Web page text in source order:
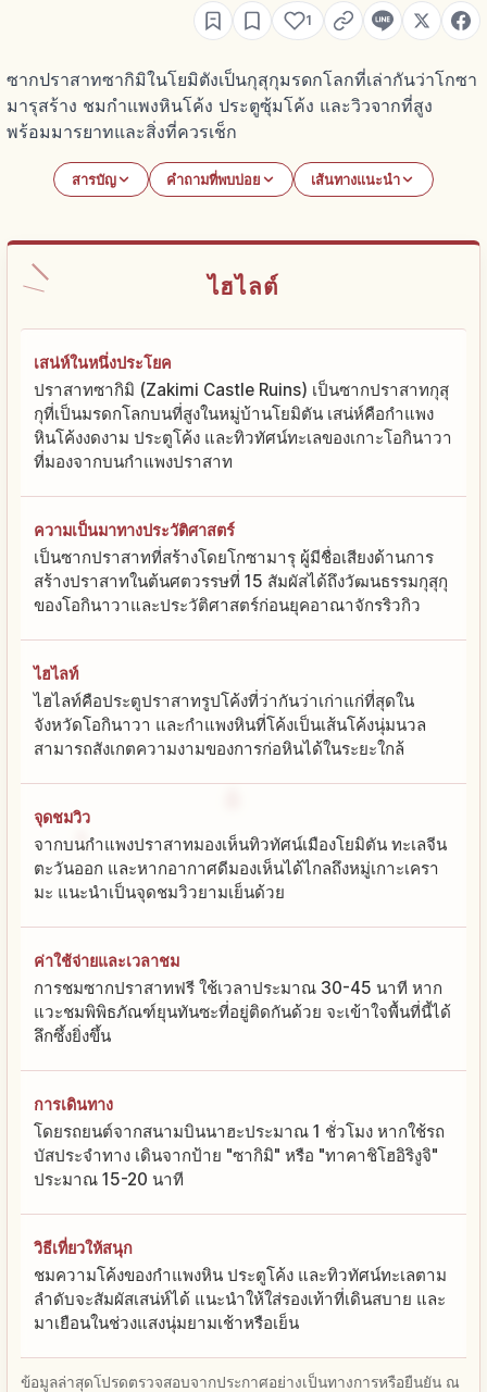
1
ซากปราสาทซากิมิในโยมิตังเป็นกุสุกุมรดกโลกที่เล่ากันว่าโกซา
มารุสร้าง ชมกำแพงหินโค้ง ประตูซุ้มโค้ง และวิวจากที่สูง
พร้อมมารยาทและสิ่งที่ควรเช็ก
สารบัญ คำถามที่พบบ่อย เส้นทางแนะนำ
ไฮไลต์
เสน่ห์ในหนึ่งประโยค
ปราสาทซากิมิ (Zakimi Castle Ruins) เป็นซากปราสาทกุสุ
กุที่เป็นมรดกโลกบนที่สูงในหมู่บ้านโยมิตัน เสน่ห์คือกำแพง
หินโค้งงดงาม ประตูโค้ง และทิวทัศน์ทะเลของเกาะโอกินาวา
ที่มองจากบนกำแพงปราสาท
ความเป็นมาทางประวัติศาสตร์
เป็นซากปราสาทที่สร้างโดยโกซามารุ ผู้มีชื่อเสียงด้านการ
สร้างปราสาทในต้นศตวรรษที่ 15 สัมผัสได้ถึงวัฒนธรรมกุสุกุ
ของโอกินาวาและประวัติศาสตร์ก่อนยุคอาณาจักรริวกิว
ไฮไลท์
ไฮไลท์คือประตูปราสาทรูปโค้งที่ว่ากันว่าเก่าแก่ที่สุดใน
จังหวัดโอกินาวา และกำแพงหินที่โค้งเป็นเส้นโค้งนุ่มนวล
สามารถสังเกตความงามของการก่อหินได้ในระยะใกล้
จุดชมวิว
จากบนกำแพงปราสาทมองเห็นทิวทัศน์เมืองโยมิตัน ทะเลจีน
ตะวันออก และหากอากาศดีมองเห็นได้ไกลถึงหมู่เกาะเครา
มะ แนะนำเป็นจุดชมวิวยามเย็นด้วย
ค่าใช้จ่ายและเวลาชม
การชมซากปราสาทฟรี ใช้เวลาประมาณ 30-45 นาที หาก
แวะชมพิพิธภัณฑ์ยุนทันซะที่อยู่ติดกันด้วย จะเข้าใจพื้นที่นี้ได้
ลึกซึ้งยิ่งขึ้น
การเดินทาง
โดยรถยนต์จากสนามบินนาฮะประมาณ 1 ชั่วโมง หากใช้รถ
บัสประจำทาง เดินจากป้าย "ซากิมิ" หรือ "ทาคาชิโฮอิริงูจิ"
ประมาณ 15-20 นาที
วิธีเที่ยวให้สนุก
ชมความโค้งของกำแพงหิน ประตูโค้ง และทิวทัศน์ทะเลตาม
ลำดับจะสัมผัสเสน่ห์ได้ แนะนำให้ใส่รองเท้าที่เดินสบาย และ
มาเยือนในช่วงแสงนุ่มยามเช้าหรือเย็น
ข้อมูลล่าสุดโปรดตรวจสอบจากประกาศอย่างเป็นทางการหรือยืนยัน ณ